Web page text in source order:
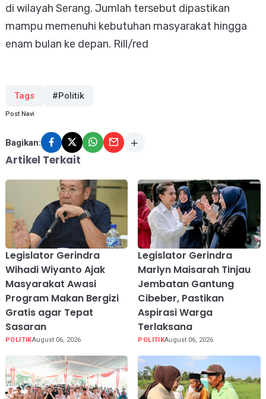
di wilayah Serang. Jumlah tersebut dipastikan
mampu memenuhi kebutuhan masyarakat hingga
enam bulan ke depan. Rill/red
Tags #Politik
Post Navi
Bagikan:
Artikel Terkait
Legislator Gerindra
Wihadi Wiyanto Ajak
Masyarakat Awasi
Program Makan Bergizi
Gratis agar Tepat
Sasaran
POLITIKAugust 06, 2026
Legislator Gerindra
Marlyn Maisarah Tinjau
Jembatan Gantung
Cibeber, Pastikan
Aspirasi Warga
Terlaksana
POLITIKAugust 06, 2026